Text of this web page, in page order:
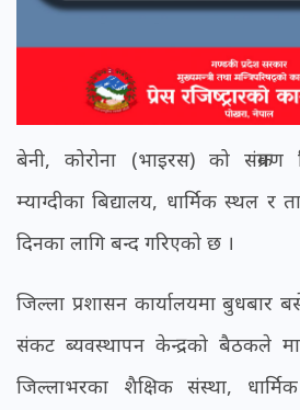
बेनी, कोरोना (भाइरस) को संक्रमण
म्याग्दीका बिद्यालय, धार्मिक स्थल र
दिनका लागि बन्द गरिएको छ ।
जिल्ला प्रशासन कार्यालयमा बुधबार
संकट ब्यवस्थापन केन्द्रको बैठकले
जिल्लाभरका शैक्षिक संस्था,